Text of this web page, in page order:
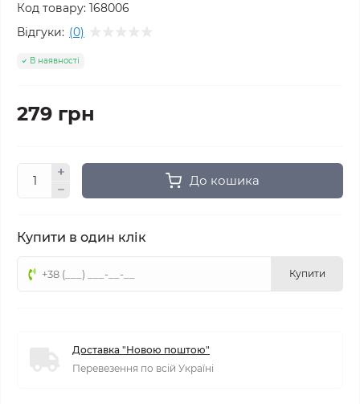
Код товару: 168006
Відгуки: (0)
В наявності
279 грн
До кошика
Купити в один клік
Купити
Доставка "Новою поштою"
Перевезення по всій Україні